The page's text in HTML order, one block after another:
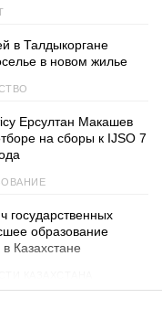
в Талдыкоргане
в новом жилье
Ерсултан Макашев
на сборы к IJSO 7
государственных
образование
Казахстане